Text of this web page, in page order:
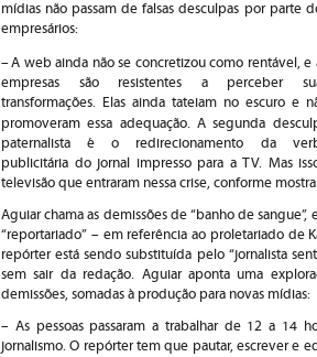
mídias não passam de falsas desculpas por parte
empresários:
–A web ainda não se concretizou como rentável, e
empresas são resistentes a perceber
transformações. Elas ainda tateiam no escuro e
promoveram essa adequação. A segunda
paternalista é o redirecionamento da
publicitária do jornal impresso para a TV. Mas
televisão que entraram nessa crise, conforme
Aguiar chama as demissões de “banho de
“reportariado” – em referência ao proletariado de
repórter está sendo substituída pelo “jornalista
sem sair da redação. Aguiar aponta uma
demissões, somadas à produção para novas mídias:
– As pessoas passaram a trabalhar de 12 a 14
jornalismo. O repórter tem que pautar, escrever e